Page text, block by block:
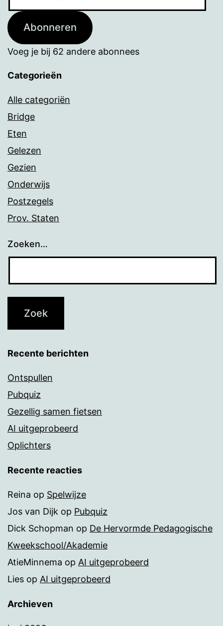
Abonneren
Voeg je bij 62 andere abonnees
Categorieën
Alle categoriën
Bridge
Eten
Gelezen
Gezien
Onderwijs
Postzegels
Prov. Staten
Zoeken…
Recente berichten
Ontspullen
Pubquiz
Gezellig samen fietsen
AI uitgeprobeerd
Oplichters
Recente reacties
Reina op Spelwijze
Jos van Dijk op Pubquiz
Dick Schopman op De Hervormde Pedagogische
Kweekschool/Akademie
AtieMinnema op AI uitgeprobeerd
Lies op AI uitgeprobeerd
Archieven